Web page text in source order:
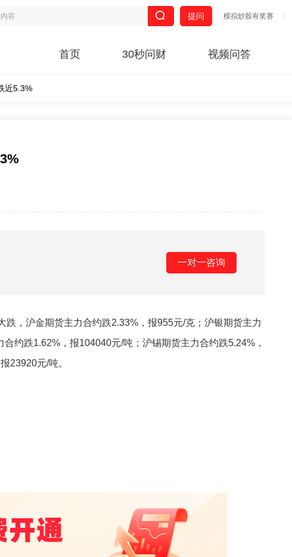
模拟炒股有奖赛
提问
首页 30秒问财 视频问答
近5.3%
一对一咨询
沪金期货主力合约跌2.33%，报955元/克；沪银期货主力
约跌1.62%，报104040元/吨；沪锡期货主力合约跌5.24%，
23920元/吨。